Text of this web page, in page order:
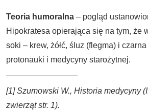
Teoria humoralna – pogląd
Hipokratesa opierająca się na tym, że
soki – krew, żółć, śluz (flegma) i czarna
protonauki i medycyny starożytnej.
[1]Szumowski W., Historia medycyny
zwierząt str. 1).